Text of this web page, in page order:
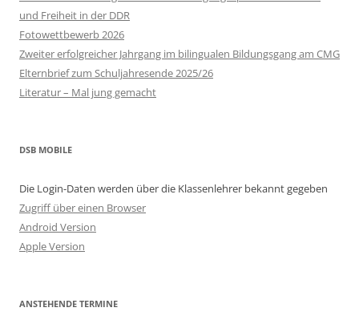
und Freiheit in der DDR
Fotowettbewerb 2026
Zweiter erfolgreicher Jahrgang im bilingualen Bildungsgang am CMG
Elternbrief zum Schuljahresende 2025/26
Literatur – Mal jung gemacht
DSB MOBILE
Die Login-Daten werden über die Klassenlehrer bekannt gegeben
Zugriff über einen Browser
Android Version
Apple Version
ANSTEHENDE TERMINE